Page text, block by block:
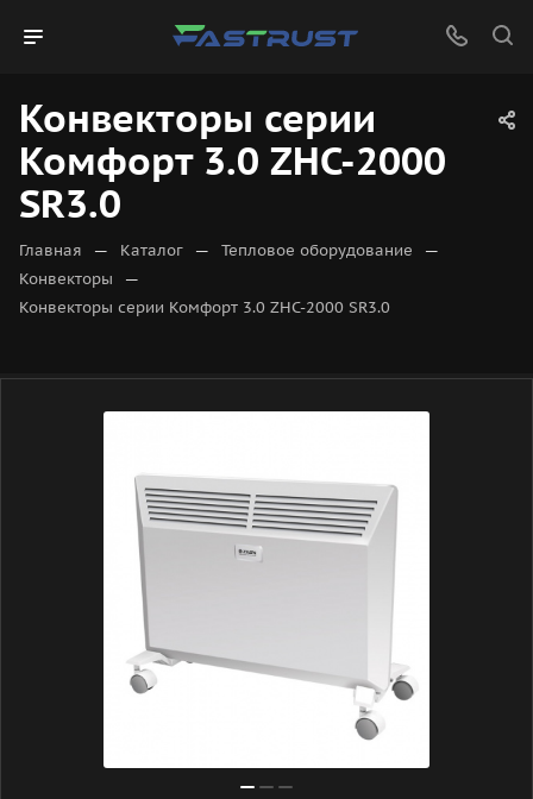
Конвекторы серии
Комфорт 3.0 ZHC-2000
SR3.0
Главная — Каталог — Тепловое оборудование —
Конвекторы —
Конвекторы серии Комфорт 3.0 ZHC-2000 SR3.0